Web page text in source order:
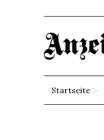
Startseite